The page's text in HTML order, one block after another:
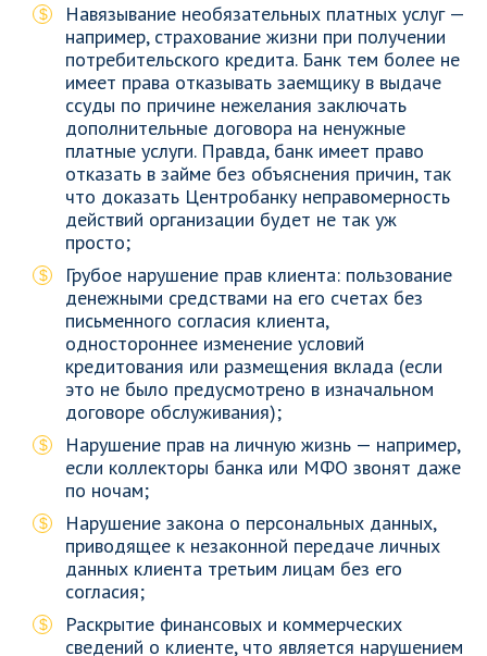
Навязывание необязательных платных услуг —
например, страхование жизни при получении
потребительского кредита. Банк тем более не
имеет права отказывать заемщику в выдаче
ссуды по причине нежелания заключать
дополнительные договора на ненужные
платные услуги. Правда, банк имеет право
отказать в займе без объяснения причин, так
что доказать Центробанку неправомерность
действий организации будет не так уж
просто;
Грубое нарушение прав клиента: пользование
денежными средствами на его счетах без
письменного согласия клиента,
одностороннее изменение условий
кредитования или размещения вклада (если
это не было предусмотрено в изначальном
договоре обслуживания);
Нарушение прав на личную жизнь — например,
если коллекторы банка или МФО звонят даже
по ночам;
Нарушение закона о персональных данных,
приводящее к незаконной передаче личных
данных клиента третьим лицам без его
согласия;
Раскрытие финансовых и коммерческих
сведений о клиенте, что является нарушением